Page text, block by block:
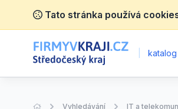
Tato stránka používá
Úvodní stránka
Vyhledávání IT a